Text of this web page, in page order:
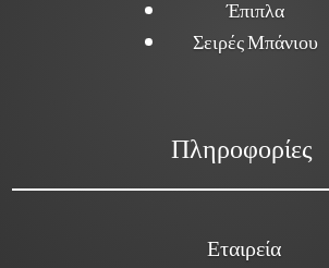
Έπιπλα
Σειρές Μπάνιου
Πληροφορίες
Εταιρεία